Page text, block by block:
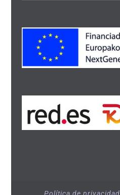
Política de privacidad